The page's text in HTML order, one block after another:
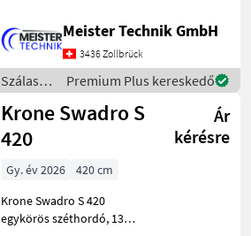
gelaufenIst an einem
Reform Metrac
gelaufenInkl. Gelenkwelle
Szálastakarmány betakar
Meister Technik GmbH
3436 Zollbrück
Szálastakarmány
betakarítók
/
Sonstige
Premium Plus kereskedő
Krone Swadro S
420
Ár
kérésre
Gy. év 2026
420 cm
Krone Swadro S 420
egykörös széthordó, 13